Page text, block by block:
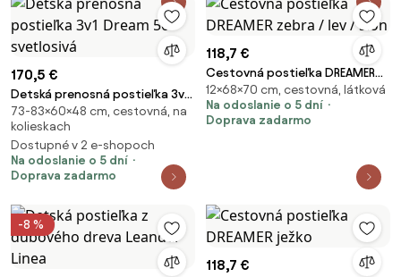
170,5 €
Detská prenosná postieľka 3v1
Dream 50 svetlosivá
73-83×60×48 cm, cestovná, na
kolieskach
Dostupné v 2 e-shopoch
Na odoslanie o 5 dní
Doprava zadarmo
118,7 €
Cestovná postieľka DREAMER
zebra / lev / slon
12×68×70 cm, cestovná, látková
Na odoslanie o 5 dní
Doprava zadarmo
-8 %
118,7 €